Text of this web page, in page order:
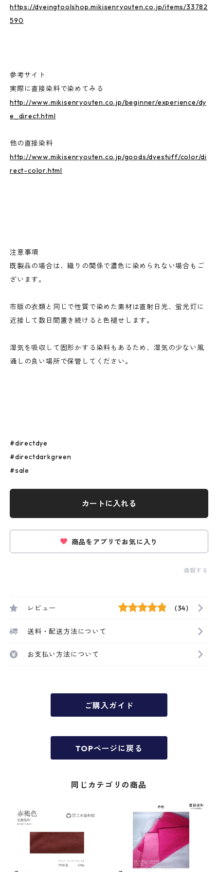
https://dyeingtoolshop.mikisenryouten.co.jp/items/33782
590
参考サイト
実際に直接染料で染めてみる
http://www.mikisenryouten.co.jp/beginner/experience/dy
e_direct.html
他の直接染料
http://www.mikisenryouten.co.jp/goods/dyestuff/color/di
rect-color.html
注意事項
既製品の場合は、織りの関係で濃色に染められない場合もご
ざいます。
市販の衣類と同じで性質で染めた素材は直射日光、蛍光灯に
近接して数日間置き続けると色褪せします。
湿気を吸収して固形かする染料もあるため、湿気の少ない風
通しの良い場所で保管してください。
#directdye
#directdarkgreen
#sale
カートに入れる
商品をアプリでお気に入り
通報する
レビュー (34)
送料・配送方法について
お支払い方法について
ご購入ガイド
TOPページに戻る
同じカテゴリの商品